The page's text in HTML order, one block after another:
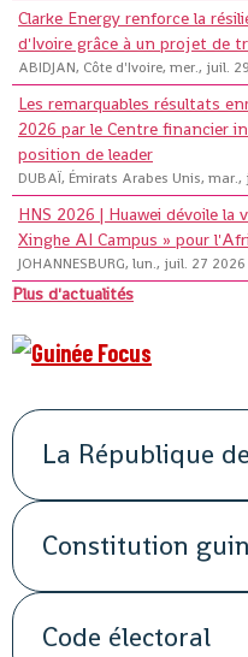
Clarke Energy renforce la
d'Ivoire grâce à un projet de
ABIDJAN, Côte d'Ivoire, mer., juil.
Les remarquables résultats
2026 par le Centre financier
position de leader
DUBAÏ, Émirats Arabes Unis,
HNS 2026 | Huawei dévoile la
Xinghe AI Campus » pour
JOHANNESBURG, lun., juil. 27 2026
Plus d'actualités
La République
Constitution
Code électoral